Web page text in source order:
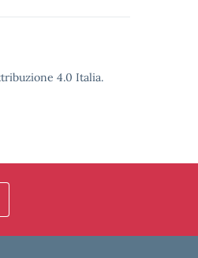
4.0 Italia.